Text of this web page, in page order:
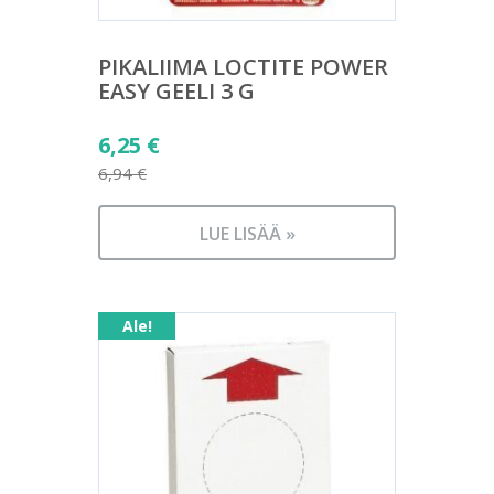
PIKALIIMA LOCTITE POWER
EASY GEELI 3 G
6,94€
Alkuperäinen
hinta
oli:
6,25 €
Nykyinen
on:
LUE LISÄÄ »
Ale!